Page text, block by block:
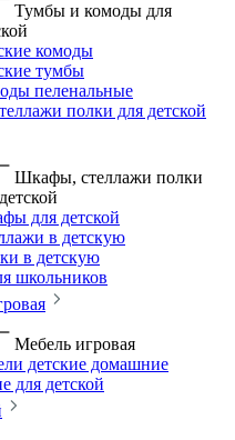
Тумбы и комоды для
комоды
тумбы
пеленальные
полки для детской
Шкафы, стеллажи полки
для детской
в детскую
в детскую
школьников
Мебель игровая
детские домашние
для детской